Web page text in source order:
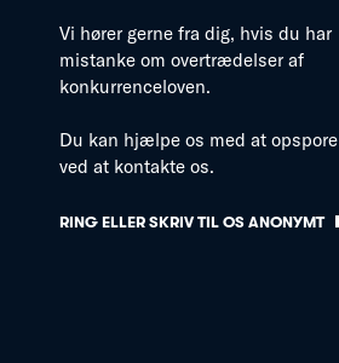
Vi hører gerne fra dig, hvis du har
mistanke om overtrædelser af
konkurrenceloven.
Du kan hjælpe os med at
ved at kontakte os.
RING ELLER SKRIV TIL OS ANONYMT